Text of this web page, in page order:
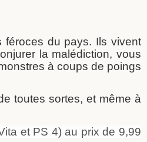
féroces du pays. Ils vivent
la malédiction, vous
à coups de poings
toutes sortes, et même à
et PS 4) au prix de 9,99